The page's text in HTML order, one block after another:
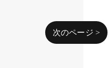
次のページ >